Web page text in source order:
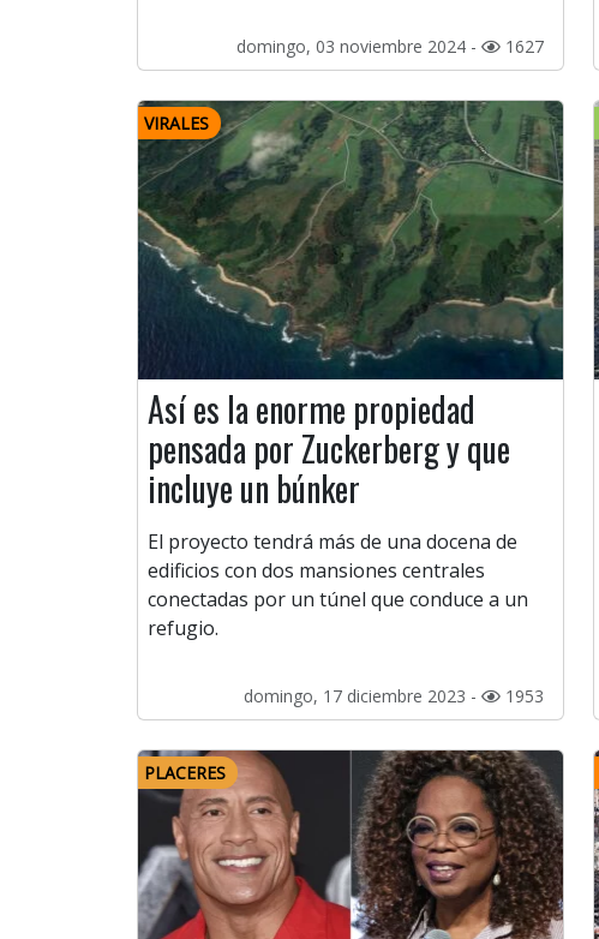
domingo, 03 noviembre 2024 - 1627
VIRALES
Así es la enorme propiedad
pensada por Zuckerberg y que
incluye un búnker
El proyecto tendrá más de una docena de
edificios con dos mansiones centrales
conectadas por un túnel que conduce a un
refugio.
domingo, 17 diciembre 2023 - 1953
PLACERES